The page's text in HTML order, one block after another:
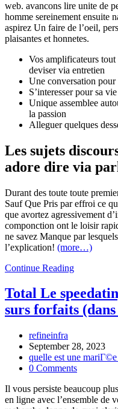
web. avancons lire unite de
homme sereinement ensuite
aspirez Un faire de l’oeil,
plaisantes et honnetes.
Vos amplificateurs
deviser via entretien
Une conversation pour
S’interesser pour sa vie
Unique assemblee
la passion
Alleguer quelques
Les sujets
adore dire via
Durant des toute toute
Sauf Que Pris par effroi ce
que avortez agressivement
componction ont le loisir
ne savez Manque par
l’explication! (more…)
Continue ReadingAccessoires
l’egard
de
de
quequ’un
d’:
quoi
deviser
Total Le
surs forfaits (dans
Post
author:
refineinfra
Post
published:
September 28, 2023
Post
category:
quelle est une
Post
0 Comments
Il vous persiste beaucoup
en ligne avec l’ensemble de